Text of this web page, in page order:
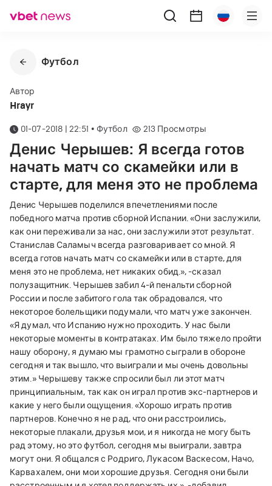
Футбол
Автор
Hrayr
01-07-2018 | 22:51 • Футбол 213 Просмотры
Денис Черышев: Я всегда готов
начать матч со скамейки или в
старте, для меня это не проблема
Денис Черышев поделился впечетлениями после
победного матча против сборной Испании.«Они заслужили,
как они переживали за нас, они заслужили этот результат.
Станислав Саламыч всегда разговаривает со мной. Я
всегда готов начать матч со скамейки или в старте, для
меня это не проблема, нет никаких обид.», -сказал
полузащитник. Черышев забил 4-й пенальти сборной
России и после забитого гола так обрадовался, что
некоторое болельщики подумали, что матч уже закончен.
«Я думал, что Испанию нужно проходить. У нас были
некоторые моменты в контратаках. Им было тяжело пройти
нашу оборону, я думаю мы грамотно сыграли в обороне
сегодня и так вышло, что выиграли и мы очень довольны
этим.» Черышеву также спросили был ли этот матч
принципиальным, так как он играл против экс-партнеров и
какие у него были ощущения.«Хорошо играть против
партнеров. Конечно я не рад, что они расстроились,
некоторые плакали, друзья мои, и я никогда не могу быть
рад этому, но это футбол, сегодня мы выиграли, завтра
могут они. Я общался с Родриго, Лукасом Васкесом, Начо,
Карвахалем, они мои хорошие друзья. Сегодня они были